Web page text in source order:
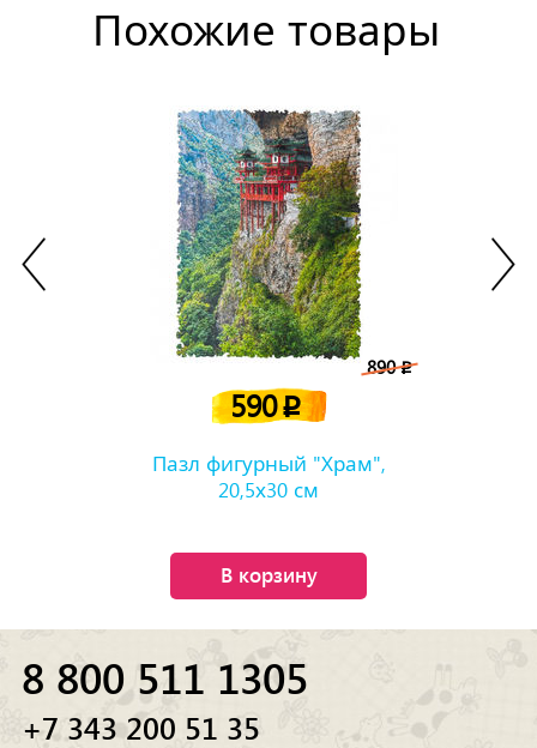
Похожие товары
890p
590p
Пазл фигурный "Храм",
20,5х30 см
В корзину
8 800 511 1305
+7 343 200 51 35